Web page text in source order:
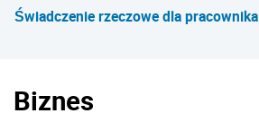
Świadczenie rzeczowe dla pracownika
Biznes